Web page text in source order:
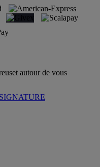
autour de vous